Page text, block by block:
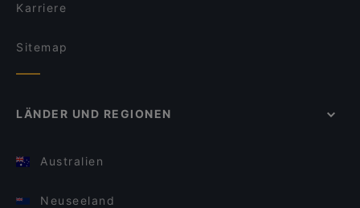
Karriere
Sitemap
LÄNDER UND REGIONEN
Australien
Neuseeland